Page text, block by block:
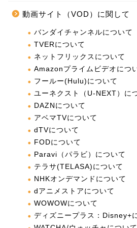
動画サイト（VOD）に関して
バンダイチャンネルについて
TVERについて
ネットフリックスについて
Amazonプライムビデオにつ
フールー(Hulu)について
ユーネクスト（U-NEXT）に
DAZNについて
アベマTVについて
dTVについて
FODについて
Paravi（パラビ）について
テラサ(TELASA)について
NHKオンデマンドについて
dアニメストアについて
WOWOWについて
ディズニープラス：Disney+